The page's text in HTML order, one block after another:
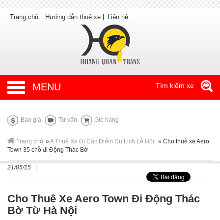
Trang chủ Hướng dẫn thuê xe Liên hệ
MENU Tìm kiếm xe
Báo giá Tư vấn Giỏ hàng
Trang chủ »A Thuê Xe Đi Các Điểm Du Lịch Lễ Hội » Cho thuê xe Aero
Town 35 chỗ đi Động Thác Bờ
21/05/15
Cho Thuê Xe Aero Town Đi Động Thác
Bờ Từ Hà Nội